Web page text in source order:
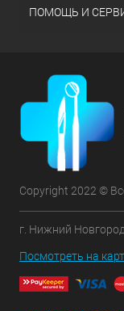
ПОМОЩЬ И
Copyright 2022 ©
г. Нижний
Посмотреть на